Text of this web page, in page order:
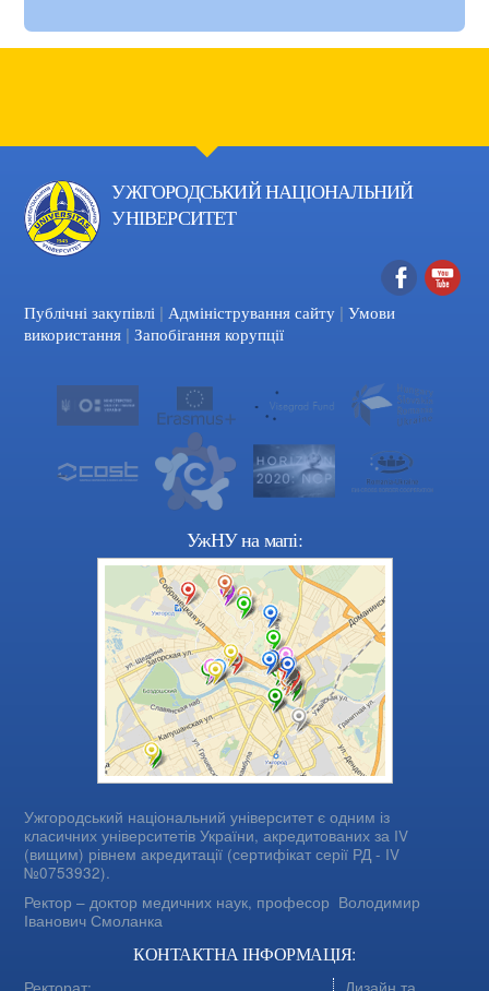
УЖГОРОДСЬКИЙ НАЦІОНАЛЬНИЙ
УНІВЕРСИТЕТ
Facebook
Публічні закупівлі | Адміністрування сайту | Умови
використання | Запобігання корупції
УжНУ на мапі:
Ужгородський національний університет є одним із
класичних університетів України, акредитованих за IV
(вищим) рівнем акредитації (сертифікат серії РД - IV
№0753932).
Ректор – доктор медичних наук, професор Володимир
Іванович Смоланка
КОНТАКТНА ІНФОРМАЦІЯ: